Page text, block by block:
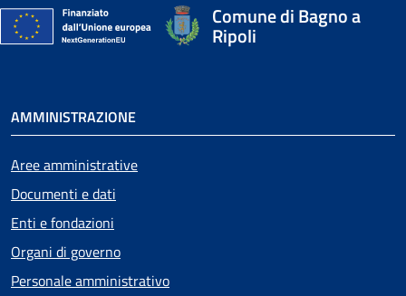
Comune di Bagno a
Ripoli
AMMINISTRAZIONE
Aree amministrative
Documenti e dati
Enti e fondazioni
Organi di governo
Personale amministrativo